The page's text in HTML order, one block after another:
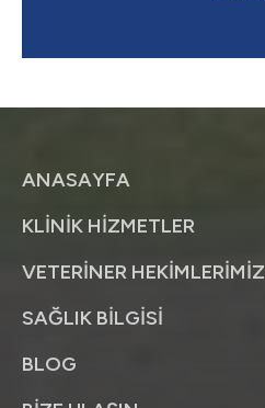
ANASAYFA
KLİNİK HİZMETLER
VETERİNER HEKİMLERİMİZ
SAĞLIK BİLGİSİ
BLOG